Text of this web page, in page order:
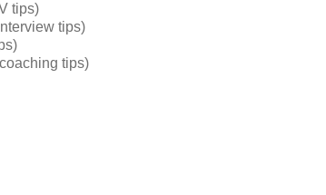
tips)
tips)
tips)